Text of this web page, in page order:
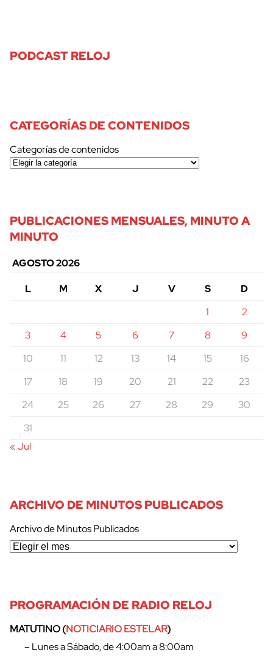
PODCAST RELOJ
CATEGORÍAS DE CONTENIDOS
Categorías de contenidos
PUBLICACIONES MENSUALES, MINUTO A
MINUTO
AGOSTO 2026
L
M X J V S
D
1
2
3
4 5 6 7 8
9
10
11 12 13 14 15
16
17
18 19 20 21 22
23
24
25 26 27 28 29
30
31
« Jul
ARCHIVO DE MINUTOS PUBLICADOS
Archivo de Minutos Publicados
PROGRAMACIÓN DE RADIO RELOJ
MATUTINO (NOTICIARIO ESTELAR)
– Lunes a Sábado, de 4:00am a 8:00am